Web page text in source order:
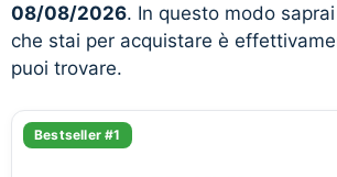
08/08/2026. In questo modo
che stai per acquistare è
puoi trovare.
Bestseller #1